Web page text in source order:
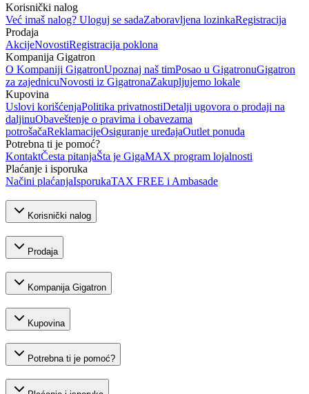
Korisnički nalog
Već imaš nalog? Uloguj se sadaZaboravljena lozinkaRegistracija
Prodaja
AkcijeNovostiRegistracija poklona
Kompanija Gigatron
O Kompaniji GigatronUpoznaj naš timPosao u GigatronuGigatron
za zajednicuNovosti iz GigatronaZakupljujemo lokale
Kupovina
Uslovi korišćenjaPolitika privatnostiDetalji ugovora o prodaji na
daljinuObaveštenje o pravima i obavezama
potrošačaReklamacijeOsiguranje uređajaOutlet ponuda
Potrebna ti je pomoć?
KontaktČesta pitanjaŠta je GigaMAX program lojalnosti
Plaćanje i isporuka
Načini plaćanjaIsporukaTAX FREE i Ambasade
Korisnički nalog
Prodaja
Kompanija Gigatron
Kupovina
Potrebna ti je pomoć?